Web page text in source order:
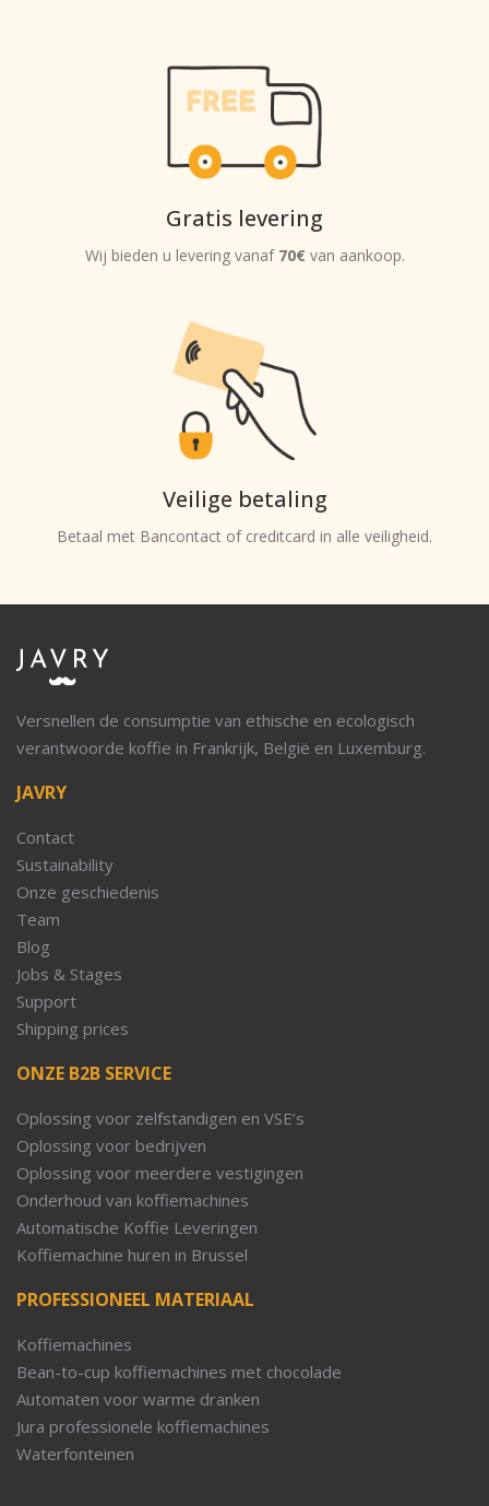
Gratis levering
Wij bieden u levering vanaf 70€ van aankoop.
Veilige betaling
Betaal met Bancontact of creditcard in alle veiligheid.
Versnellen de consumptie van ethische en ecologisch
verantwoorde koffie in Frankrijk, België en Luxemburg.
JAVRY
Contact
Sustainability
Onze geschiedenis
Team
Blog
Jobs & Stages
Support
Shipping prices
ONZE B2B SERVICE
Oplossing voor zelfstandigen en VSE’s
Oplossing voor bedrijven
Oplossing voor meerdere vestigingen
Onderhoud van koffiemachines
Automatische Koffie Leveringen
Koffiemachine huren in Brussel
PROFESSIONEEL MATERIAAL
Koffiemachines
Bean-to-cup koffiemachines met chocolade
Automaten voor warme dranken
Jura professionele koffiemachines
Waterfonteinen